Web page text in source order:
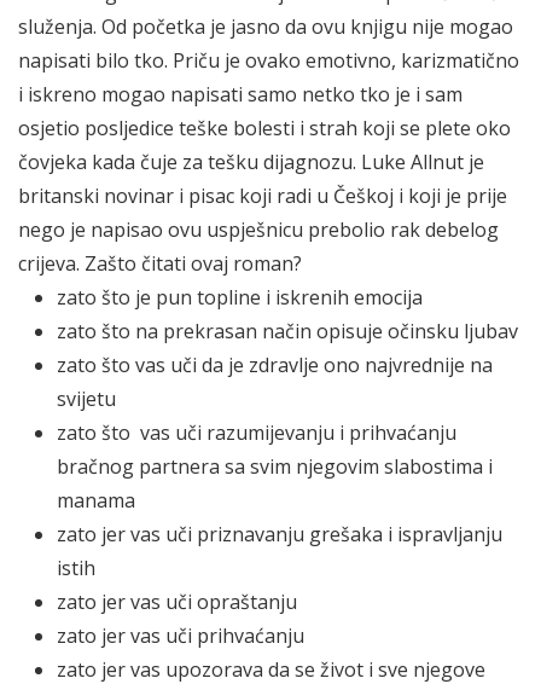
služenja. Od početka je jasno da ovu knjigu nije mogao
napisati bilo tko. Priču je ovako emotivno, karizmatično
i iskreno mogao napisati samo netko tko je i sam
osjetio posljedice teške bolesti i strah koji se plete oko
čovjeka kada čuje za tešku dijagnozu. Luke Allnut je
britanski novinar i pisac koji radi u Češkoj i koji je prije
nego je napisao ovu uspješnicu prebolio rak debelog
crijeva. Zašto čitati ovaj roman?
zato što je pun topline i iskrenih emocija
zato što na prekrasan način opisuje očinsku ljubav
zato što vas uči da je zdravlje ono najvrednije na
svijetu
zato što vas uči razumijevanju i prihvaćanju
bračnog partnera sa svim njegovim slabostima i
manama
zato jer vas uči priznavanju grešaka i ispravljanju
istih
zato jer vas uči opraštanju
zato jer vas uči prihvaćanju
zato jer vas upozorava da se život i sve njegove